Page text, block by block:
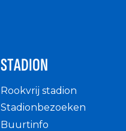
STADION
Rookvrij stadion
Stadionbezoeken
Buurtinfo